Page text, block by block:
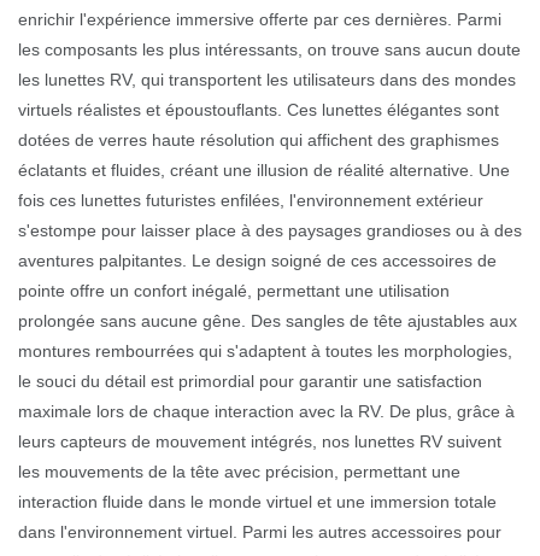
enrichir l'expérience immersive offerte par ces dernières. Parmi
les composants les plus intéressants, on trouve sans aucun doute
les lunettes RV, qui transportent les utilisateurs dans des mondes
virtuels réalistes et époustouflants. Ces lunettes élégantes sont
dotées de verres haute résolution qui affichent des graphismes
éclatants et fluides, créant une illusion de réalité alternative. Une
fois ces lunettes futuristes enfilées, l'environnement extérieur
s'estompe pour laisser place à des paysages grandioses ou à des
aventures palpitantes. Le design soigné de ces accessoires de
pointe offre un confort inégalé, permettant une utilisation
prolongée sans aucune gêne. Des sangles de tête ajustables aux
montures rembourrées qui s'adaptent à toutes les morphologies,
le souci du détail est primordial pour garantir une satisfaction
maximale lors de chaque interaction avec la RV. De plus, grâce à
leurs capteurs de mouvement intégrés, nos lunettes RV suivent
les mouvements de la tête avec précision, permettant une
interaction fluide dans le monde virtuel et une immersion totale
dans l'environnement virtuel. Parmi les autres accessoires pour